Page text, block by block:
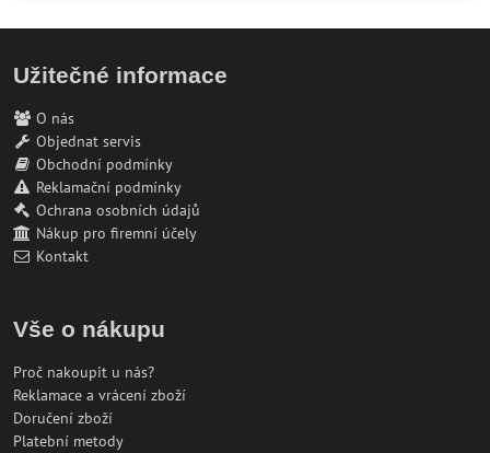
Užitečné informace
O nás
Objednat servis
Obchodní podmínky
Reklamační podmínky
Ochrana osobních údajů
Nákup pro firemní účely
Kontakt
Vše o nákupu
Proč nakoupit u nás?
Reklamace a vrácení zboží
Doručení zboží
Platební metody